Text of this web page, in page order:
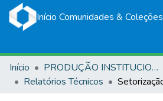
Início Comunidades & Coleções
Início
PRODUÇÃO INSTITUCIONAL
Relatórios Técnicos